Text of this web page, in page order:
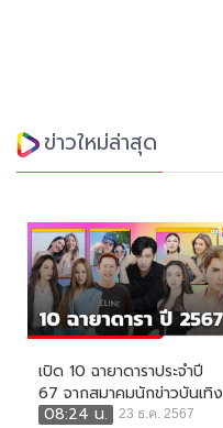
ข่าวใหม่ล่าสุด
เปิด 10 ฉายาดาราประจำปี
67 จากสมาคมนักข่าวบันเทิง
08:24 น.
23 ธ.ค. 2567